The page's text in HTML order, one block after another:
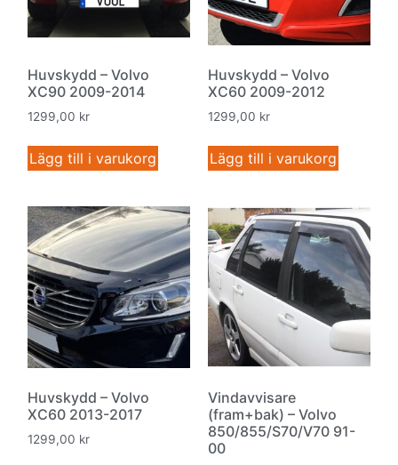
Huvskydd – Volvo
XC90 2009-2014
1299,00 kr
Lägg till i varukorg
Huvskydd – Volvo
XC60 2009-2012
1299,00 kr
Lägg till i varukorg
Huvskydd – Volvo
XC60 2013-2017
1299,00 kr
Vindavvisare
(fram+bak) – Volvo
850/855/S70/V70 91-
00